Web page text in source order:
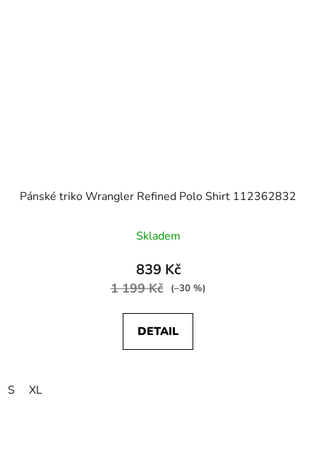
Pánské triko Wrangler Refined Polo Shirt 112362832
Skladem
839 Kč
1 199 Kč (–30 %)
DETAIL
S XL